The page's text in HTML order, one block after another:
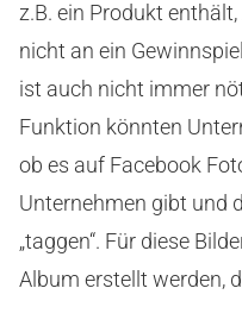
z.B. ein Produkt
nicht an ein
ist auch nicht immer
Funktion könnten
ob es auf Facebook
Unternehmen gibt und
„taggen“. Für diese
Album erstellt werden,